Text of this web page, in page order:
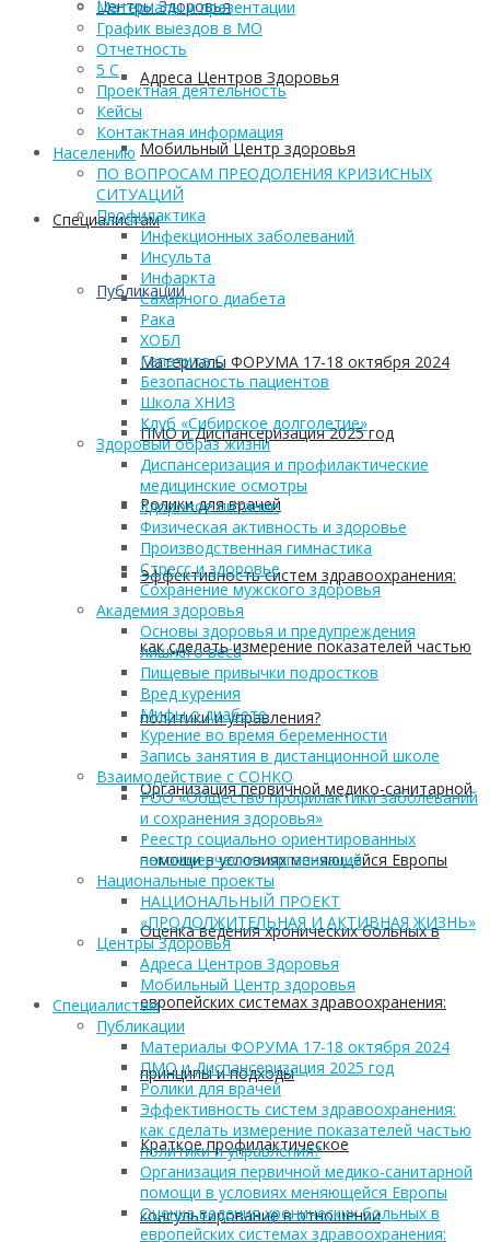
Центры Здоровья
Адреса Центров Здоровья
Мобильный Центр здоровья
Cпециалистам
Публикации
Материалы ФОРУМА 17-18 октября 2024
ПМО и Диспансеризация 2025 год
Ролики для врачей
Эффективность систем здравоохранения:
как сделать измерение показателей частью
политики и управления?
Организация первичной медико-санитарной
помощи в условиях меняющейся Европы
Оценка ведения хронических больных в
европейских системах здравоохранения:
принципы и подходы
Краткое профилактическое
консультирование в отношении
Материалы и презентации
График выездов в МО
Отчетность
5 С
Проектная деятельность
Кейсы
Контактная информация
Населению
ПО ВОПРОСАМ ПРЕОДОЛЕНИЯ КРИЗИСНЫХ
СИТУАЦИЙ
Профилактика
Инфекционных заболеваний
Инсульта
Инфаркта
Сахарного диабета
Рака
ХОБЛ
Гепатита С
Безопасность пациентов
Школа ХНИЗ
Клуб «Сибирское долголетие»
Здоровый образ жизни
Диспансеризация и профилактические
медицинские осмотры
Здоровое питание
Физическая активность и здоровье
Производственная гимнастика
Стресс и здоровье
Сохранение мужского здоровья
Академия здоровья
Основы здоровья и предупреждения
лишнего веса
Пищевые привычки подростков
Вред курения
Мифы о диабете
Курение во время беременности
Запись занятия в дистанционной школе
Взаимодействие с СОНКО
РОО «Общество профилактики заболеваний
и сохранения здоровья»
Реестр социально ориентированных
некоммерческих организаций
Национальные проекты
НАЦИОНАЛЬНЫЙ ПРОЕКТ
«ПРОДОЛЖИТЕЛЬНАЯ И АКТИВНАЯ ЖИЗНЬ»
Центры Здоровья
Адреса Центров Здоровья
Мобильный Центр здоровья
Cпециалистам
Публикации
Материалы ФОРУМА 17-18 октября 2024
ПМО и Диспансеризация 2025 год
Ролики для врачей
Эффективность систем здравоохранения:
как сделать измерение показателей частью
политики и управления?
Организация первичной медико-санитарной
помощи в условиях меняющейся Европы
Оценка ведения хронических больных в
европейских системах здравоохранения: